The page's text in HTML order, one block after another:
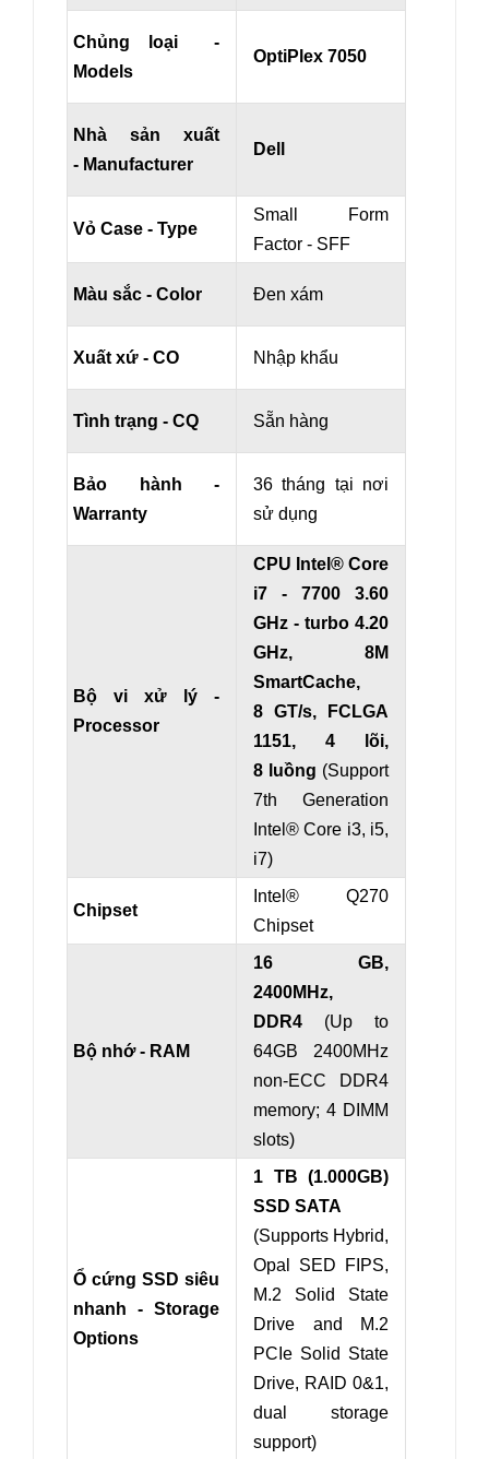
Chủng loại -
Models
OptiPlex 7050
Nhà sản xuất
- Manufacturer
Dell
Vỏ Case - Type
Small Form
Factor - SFF
Màu sắc - Color Đen xám
Xuất xứ - CO Nhập khẩu
Tình trạng - CQ Sẵn hàng
Bảo hành -
Warranty
36 tháng tại nơi
sử dụng
Bộ vi xử lý -
Processor
CPU Intel® Core
i7 - 7700 3.60
GHz - turbo 4.20
GHz, 8M
SmartCache,
8 GT/s, FCLGA
1151, 4 lõi,
8 luồng (Support
7th Generation
Intel® Core i3, i5,
i7)
Chipset
Intel® Q270
Chipset
Bộ nhớ - RAM
16 GB,
2400MHz,
DDR4 (Up to
64GB 2400MHz
non-ECC DDR4
memory; 4 DIMM
slots)
Ổ cứng SSD siêu
nhanh - Storage
Options
1 TB (1.000GB)
SSD SATA
(Supports Hybrid,
Opal SED FIPS,
M.2 Solid State
Drive and M.2
PCIe Solid State
Drive, RAID 0&1,
dual storage
support)